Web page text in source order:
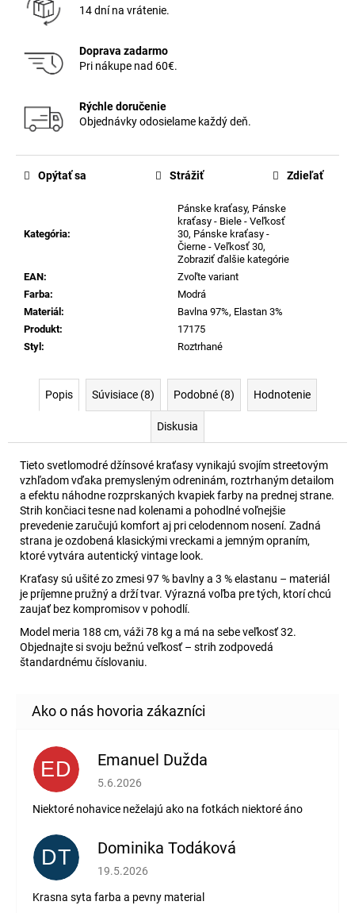
14 dní na vrátenie.
Doprava zadarmo
Pri nákupe nad 60€.
Rýchle doručenie
Objednávky odosielame každý deň.
Kategória:
Pánske kraťasy, Pánske
kraťasy - Biele - Veľkosť
30, Pánske kraťasy -
Čierne - Veľkosť 30,
Zobraziť ďalšie kategórie
EAN:
Zvoľte variant
Farba:
Modrá
Materiál :
Bavlna 97%, Elastan 3%
Produkt:
17175
Styl : Roztrhané
Opýtať sa Strážiť Zdieľať
Popis Súvisiace (8) Podobné (8) Hodnotenie
Diskusia
Tieto svetlomodré džínsové kraťasy vynikajú svojím streetovým
vzhľadom vďaka premysleným odreninám, roztrhaným detailom
a efektu náhodne rozprskaných kvapiek farby na prednej strane.
Strih končiaci tesne nad kolenami a pohodlné voľnejšie
prevedenie zaručujú komfort aj pri celodennom nosení. Zadná
strana je ozdobená klasickými vreckami a jemným opraním,
ktoré vytvára autentický vintage look.
Kraťasy sú ušité zo zmesi 97 % bavlny a 3 % elastanu – materiál
je príjemne pružný a drží tvar. Výrazná voľba pre tých, ktorí chcú
zaujať bez kompromisov v pohodlí.
Model meria 188 cm, váži 78 kg a má na sebe veľkosť 32.
Objednajte si svoju bežnú veľkosť – strih zodpovedá
štandardnému číslovaniu.
ED Emanuel Dužda
Hodnotenie obchodu je 2 z 5 hviezdičiek.
5.6.2026
Niektoré nohavice neželajú ako na fotkách niektoré áno
DT Dominika Todáková
Hodnotenie obchodu je 5 z 5 hviezdičiek.
19.5.2026
Krasna syta farba a pevny material